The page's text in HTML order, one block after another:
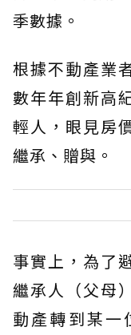
季數據。
根據不動產業
數年年創新高
輕人，眼見房
繼承、贈與。
事實上，為了
繼承人（父母
動產轉到某一